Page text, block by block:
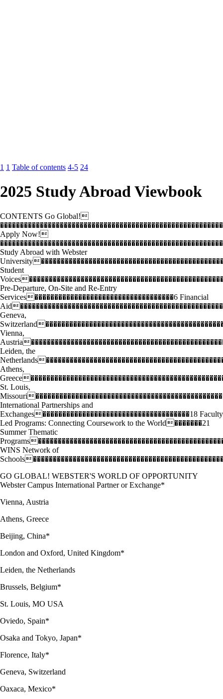
1 1 Table of contents 4-5 24
2025 Study Abroad Viewbook
CONTENTS Go Global!
Apply Now!
Study Abroad with Webster
Student
Pre-Departure, On-Site and Re-Entry
Services�����������������������������������6 Financial
Geneva,
Vienna,
Leiden, the
Athens,
St. Louis,
International Partnerships and
Exchanges�������������������������������������18 Faculty
Led Programs: Connecting Coursework to the World�������21
Summer Thematic
WINS Network of
GO GLOBAL! WEBSTER'S WORLD OF OPPORTUNITY
Webster Campus International Partner or Exchange*
Vienna, Austria
Athens, Greece
Beijing, China*
London and Oxford, United Kingdom*
Leiden, the Netherlands
Brussels, Belgium*
St. Louis, MO USA
Oviedo, Spain*
Osaka and Tokyo, Japan*
Florence, Italy*
Geneva, Switzerland
Oaxaca, Mexico*